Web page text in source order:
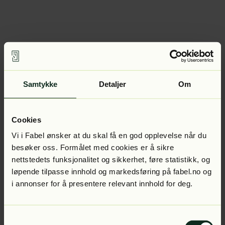
Samtykke Detaljer Om
Cookies
Vi i Fabel ønsker at du skal få en god opplevelse når du
besøker oss. Formålet med cookies er å sikre
nettstedets funksjonalitet og sikkerhet, føre statistikk, og
løpende tilpasse innhold og markedsføring på fabel.no og
i annonser for å presentere relevant innhold for deg.